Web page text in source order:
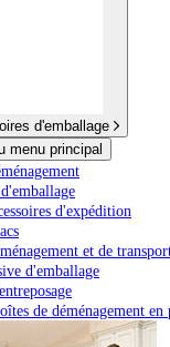
d'emballage
menu principal
d'expédition
et de
d'emballage
de déménagement en